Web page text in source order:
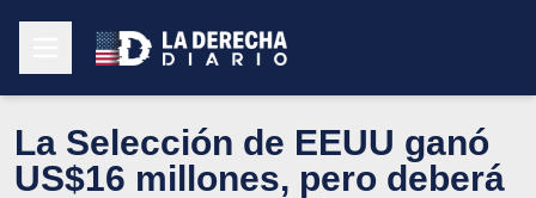
La Selección de EEUU ganó
US$16 millones, pero deberá